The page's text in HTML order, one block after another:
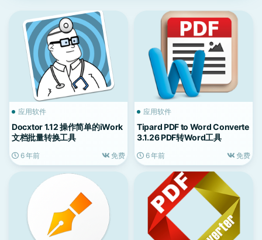
应用软件
Docxtor 1.12 操作简单的iWork
文档批量转换工具
6 年前 免费
应用软件
Tipard PDF to Word Converte
3.1.26 PDF转Word工具
6 年前 免费